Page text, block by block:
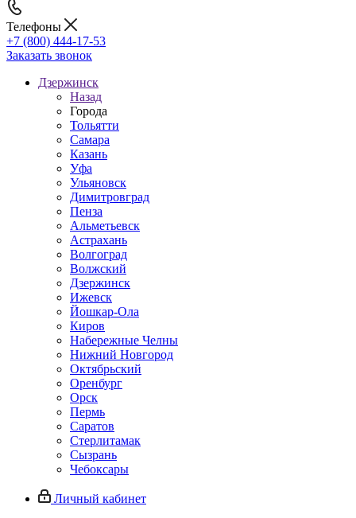
Телефоны
+7 (800) 444-17-53
Заказать звонок
Дзержинск
Назад
Города
Тольятти
Самара
Казань
Уфа
Ульяновск
Димитровград
Пенза
Альметьевск
Астрахань
Волгоград
Волжский
Дзержинск
Ижевск
Йошкар-Ола
Киров
Набережные Челны
Нижний Новгород
Октябрьский
Оренбург
Орск
Пермь
Саратов
Стерлитамак
Сызрань
Чебоксары
Личный кабинет